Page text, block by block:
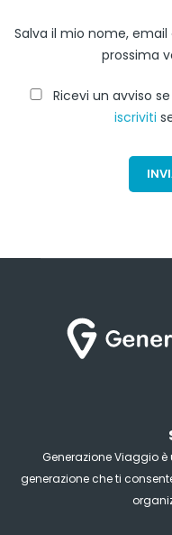
Salva il mio nome,
prossima
Ricevi un avviso
iscriviti
Generazione Viaggio
generazione che ti